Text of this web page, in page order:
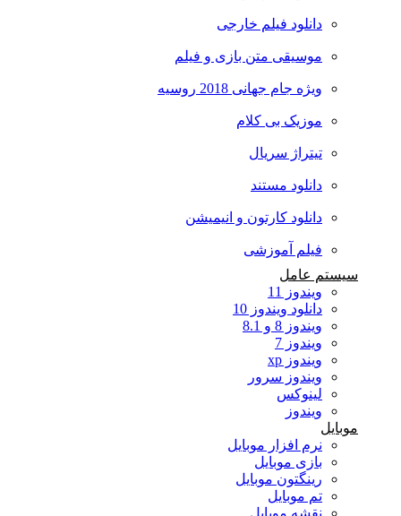
دانلود فیلم خارجی
موسیقی متن بازی و فیلم
ویژه جام جهانی 2018 روسیه
موزیک بی کلام
تیتراژ سریال
دانلود مستند
دانلود کارتون و انیمیشن
فیلم آموزشی
سیستم عامل
ویندوز 11
دانلود ویندوز 10
ویندوز 8 و 8.1
ویندوز 7
ویندوز xp
ویندوز سرور
لینوکس
ویندوز
موبایل
نرم افزار موبایل
بازی موبایل
رینگتون موبایل
تم موبایل
نقشه موبایل